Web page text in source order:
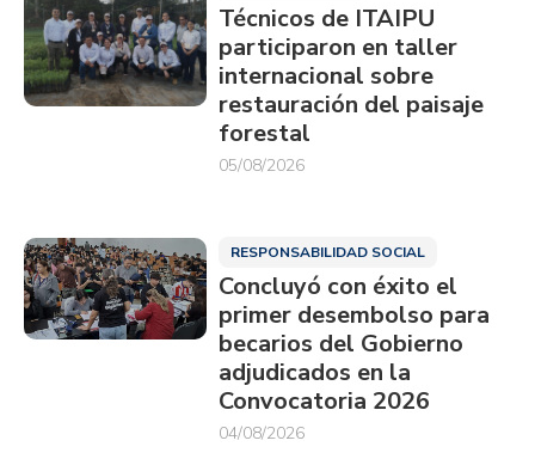
Técnicos de ITAIPU
participaron en taller
internacional sobre
restauración del paisaje
forestal
05/08/2026
RESPONSABILIDAD SOCIAL
Concluyó con éxito el
primer desembolso para
becarios del Gobierno
adjudicados en la
Convocatoria 2026
04/08/2026